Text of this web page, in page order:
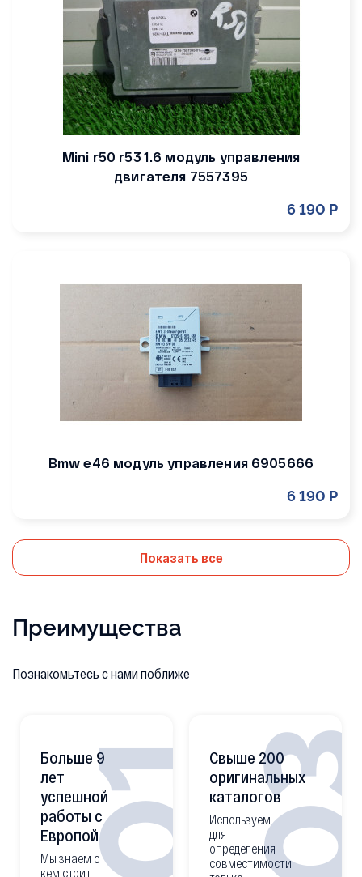
Mini r50 r53 1.6 модуль управления
двигателя 7557395
6 190 Р
Bmw e46 модуль управления 6905666
6 190 Р
Показать все
Преимущества
Познакомьтесь с нами поближе
01
Больше 9
лет
успешной
работы с
Европой
Мы знаем с
кем стоит
Свыше 200
оригинальных
каталогов
Используем
для
определения
совместимости